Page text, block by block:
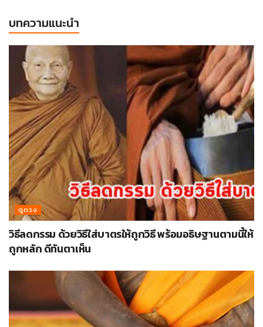
บทความแนะนำ
ดูดวง
วิธีลดกรรม ด้วยวิธีใส่บาตรให้ถูกวิธี พร้อมอธิษฐานตามนี้ให้
ถูกหลัก ดีทันตาเห็น